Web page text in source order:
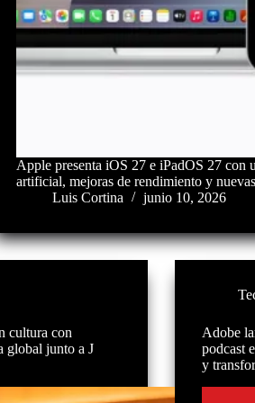
Apple presenta iOS 27 e iPadOS 27 con
artificial, mejoras de rendimiento y
Luis Cortina
junio 10, 2026
cultura con
global junto a J
Adobe
podcast
y